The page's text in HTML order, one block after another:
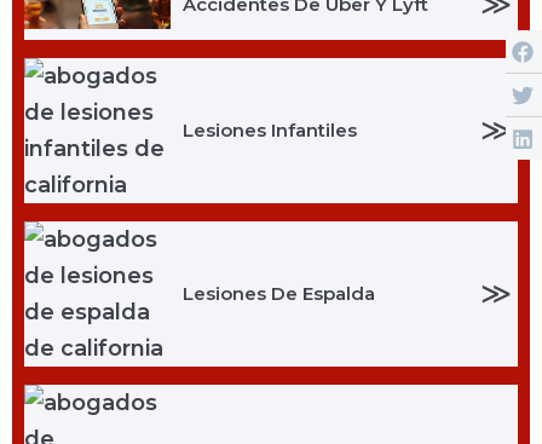
Lesiones Infantiles ≫
Lesiones De Espalda ≫